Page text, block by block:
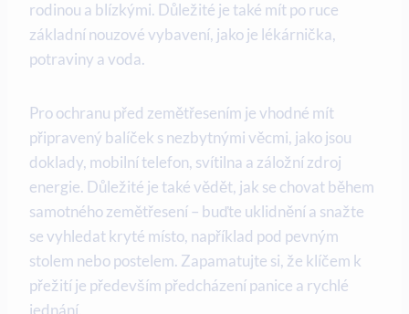
rodinou a blízkými. Důležité je také mít po ruce
základní nouzové vybavení, jako je lékárnička,
potraviny a voda.
Pro ochranu před zemětřesením je vhodné mít
připravený balíček s nezbytnými věcmi, jako jsou
doklady, mobilní telefon, svítilna a záložní zdroj
energie. Důležité je také vědět, jak se chovat během
samotného zemětřesení – buďte uklidnění a snažte
se vyhledat kryté místo, například pod pevným
stolem nebo postelem. Zapamatujte si, že klíčem k
přežití je především předcházení panice a rychlé
jednání.